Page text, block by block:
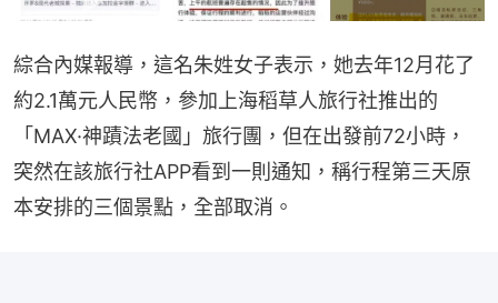
綜合內媒報導，這名朱姓女子表示，她去年12月花了
約2.1萬元人民幣，參加上海稻草人旅行社推出的
「MAX·神蹟法老國」旅行團，但在出發前72小時，
突然在該旅行社APP看到一則通知，稱行程第三天原
本安排的三個景點，全部取消。